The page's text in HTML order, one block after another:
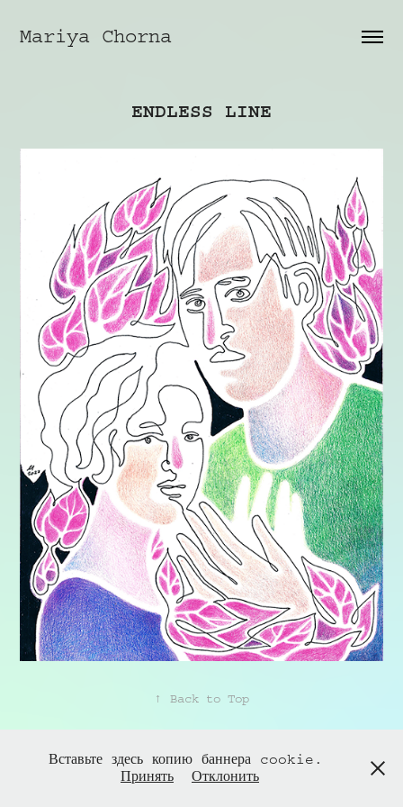
Mariya Chorna
ENDLESS LINE
↑ Back to Top
Powered byAdobe Portfolio
Вставьте здесь копию баннера cookie.
Принять
Отклонить